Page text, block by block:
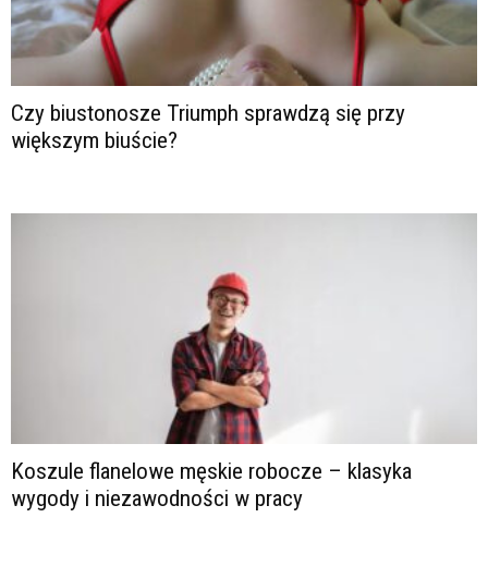
Czy biustonosze Triumph sprawdzą się przy
większym biuście?
Koszule flanelowe męskie robocze – klasyka
wygody i niezawodności w pracy